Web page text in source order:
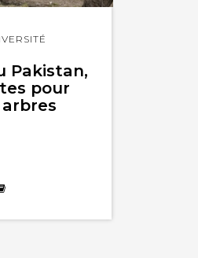
Pakistan,
pour